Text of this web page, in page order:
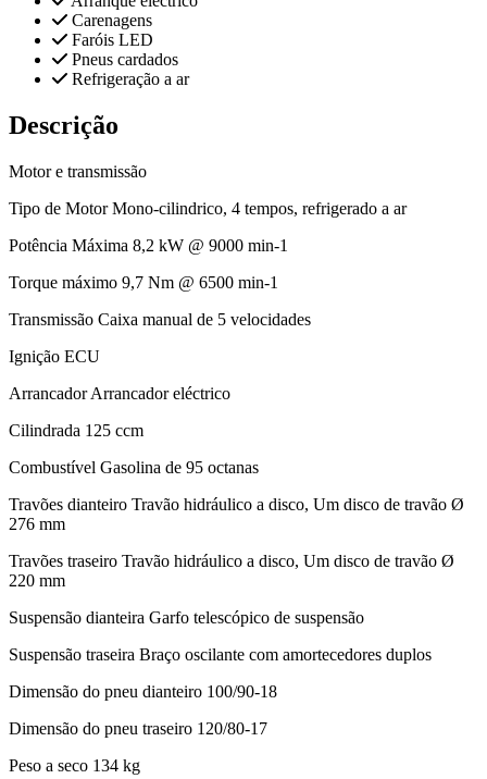
Carenagens
Faróis LED
Pneus cardados
Refrigeração a ar
Descrição
Motor e transmissão
Tipo de Motor Mono-cilindrico, 4 tempos, refrigerado a ar
Potência Máxima 8,2 kW @ 9000 min-1
Torque máximo 9,7 Nm @ 6500 min-1
Transmissão Caixa manual de 5 velocidades
Ignição ECU
Arrancador Arrancador eléctrico
Cilindrada 125 ccm
Combustível Gasolina de 95 octanas
Travões dianteiro Travão hidráulico a disco, Um disco de travão Ø
276 mm
Travões traseiro Travão hidráulico a disco, Um disco de travão Ø
220 mm
Suspensão dianteira Garfo telescópico de suspensão
Suspensão traseira Braço oscilante com amortecedores duplos
Dimensão do pneu dianteiro 100/90-18
Dimensão do pneu traseiro 120/80-17
Peso a seco 134 kg